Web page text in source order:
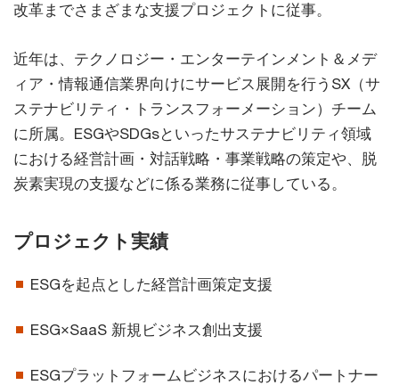
改革までさまざまな支援プロジェクトに従事。
近年は、テクノロジー・エンターテインメント＆メデ
ィア・情報通信業界向けにサービス展開を行うSX（サ
ステナビリティ・トランスフォーメーション）チーム
に所属。ESGやSDGsといったサステナビリティ領域
における経営計画・対話戦略・事業戦略の策定や、脱
炭素実現の支援などに係る業務に従事している。
プロジェクト実績
ESGを起点とした経営計画策定支援
ESG×SaaS 新規ビジネス創出支援
ESGプラットフォームビジネスにおけるパートナー